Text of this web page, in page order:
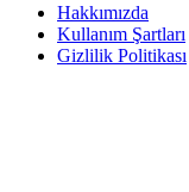
Hakkımızda
Kullanım Şartları
Gizlilik Politikası